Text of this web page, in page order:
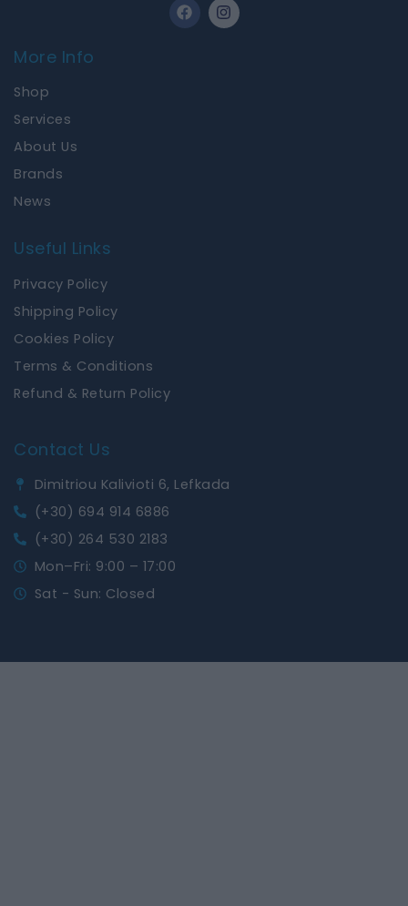
a n
s
More Info
Shop
Services
About Us
Brands
News
Useful Links
Privacy Policy
Shipping Policy
Cookies Policy
Terms & Conditions
Refund & Return Policy
Contact Us
Dimitriou Kalivioti 6, Lefkada
(+30) 694 914 6886
(+30) 264 530 2183
Mon–Fri: 9:00 – 17:00
Sat - Sun: Closed